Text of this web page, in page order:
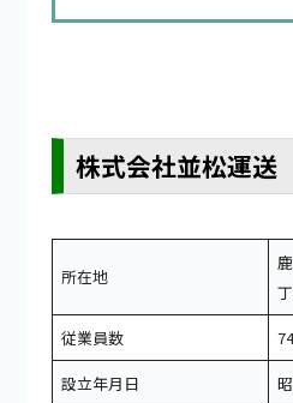
株式会社並松運送
所在地
従業員数
設立年月日